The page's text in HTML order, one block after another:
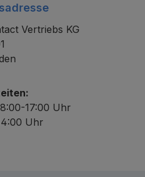
Vertriebs KG
17:00 Uhr
Uhr